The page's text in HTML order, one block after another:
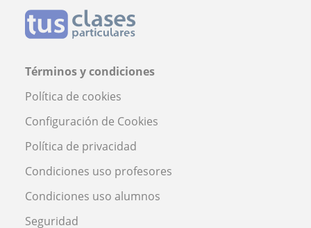
Términos y condiciones
Política de cookies
Configuración de Cookies
Política de privacidad
Condiciones uso profesores
Condiciones uso alumnos
Seguridad